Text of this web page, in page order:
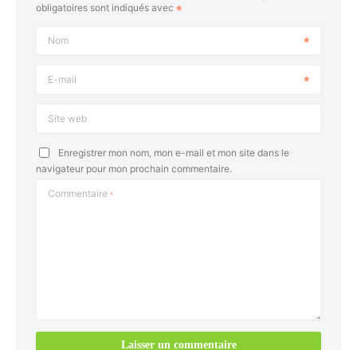
obligatoires sont indiqués avec
Nom
E-mail
Site web
Enregistrer mon nom, mon e-mail et mon site dans le
navigateur pour mon prochain commentaire.
Commentaire *